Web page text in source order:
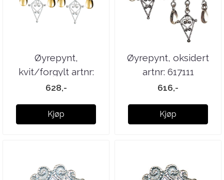
Øyrepynt,
kvit/forgylt artnr:
617511
628,-
Kjøp
Øyrepynt, oksidert
artnr: 617111
616,-
Kjøp